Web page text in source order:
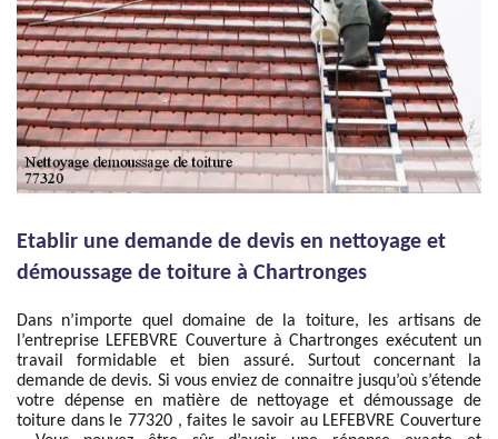
Etablir une demande de devis en nettoyage et
démoussage de toiture à Chartronges
Dans n’importe quel domaine de la toiture, les artisans de
l’entreprise LEFEBVRE Couverture à Chartronges exécutent un
travail formidable et bien assuré. Surtout concernant la
demande de devis. Si vous enviez de connaitre jusqu’où s’étende
votre dépense en matière de nettoyage et démoussage de
toiture dans le 77320 , faites le savoir au LEFEBVRE Couverture